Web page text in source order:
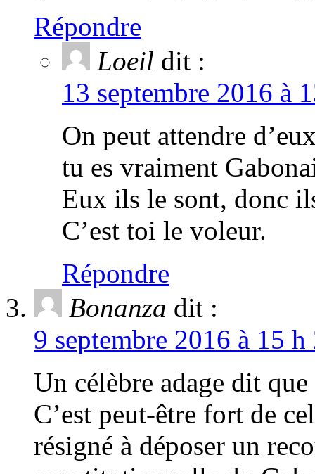
Répondre
Loeil dit :
13 septembre 2016 à
On peut attendre
tu es vraiment
Eux ils le sont, donc
C’est toi le voleur.
Répondre
Bonanza dit :
9 septembre 2016 à 15
Un célèbre adage dit
C’est peut-être fort de
résigné à déposer un